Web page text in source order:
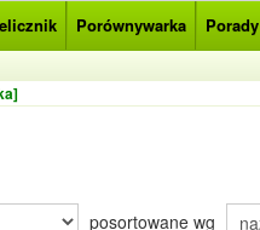
Porównywarka Porady
posortowane wg